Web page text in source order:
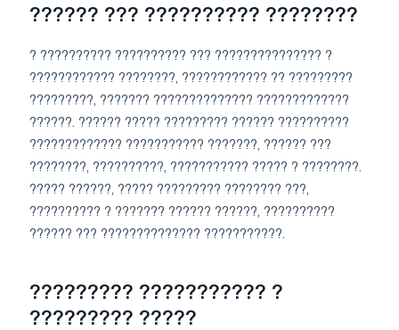
?????? ??? ?????????? ????????
? ?????????? ?????????? ??? ??????????????? ?
???????????? ????????, ???????????? ?? ?????????
?????????, ??????? ?????????????? ?????????????
??????. ?????? ????? ????????? ?????? ??????????
????????????? ??????????? ???????, ?????? ???
????????, ??????????, ??????????? ????? ? ????????.
????? ??????, ????? ????????? ???????? ???,
?????????? ? ??????? ?????? ??????, ??????????
?????? ??? ?????????????? ???????????.
????????? ??????????? ?
????????? ?????